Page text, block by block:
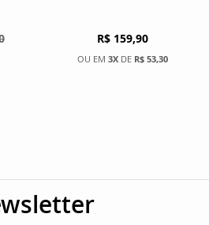
R$ 159,90
3XDE R$ 53,30